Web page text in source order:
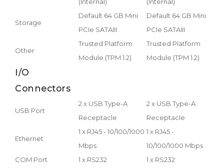
Storage
Default 64 GB Mini
PCIe SATAIII
Default 64 GB Mini
PCIe SATAIII
Other
Trusted Platform
Module (TPM 1.2)
Trusted Platform
Module (TPM 1.2)
I/O
Connectors
USB Port
2 x USB Type-A
Receptacle
2 x USB Type-A
Receptacle
Ethernet
1 x RJ45 - 10/100/1000
Mbps
1 x RJ45 -
10/100/1000 Mbps
COM Port
1 x RS232 1 x RS232